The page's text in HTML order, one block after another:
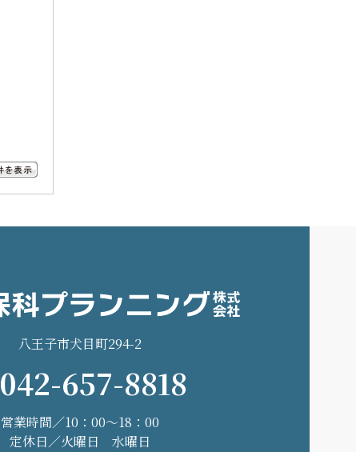
八王子市犬目町294-2
042-657-8818
営業時間／10：00～18：00
定休日／火曜日 水曜日